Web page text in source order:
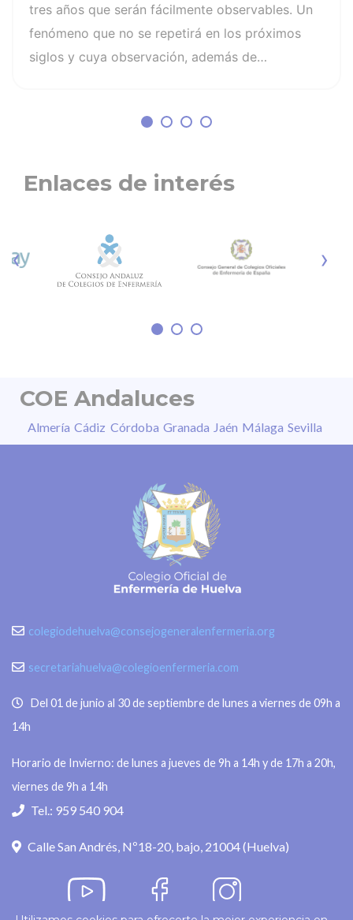
tres años que serán fácilmente observables. Un
fenómeno que no se repetirá en los próximos
siglos y cuya observación, además de
insuperable y una lesión irreversible. El mayor
retinopatía solar, una quemadura fotoquímica
fotoquímica de la retina, la pérdida parcial o
irreversible de la visión, distorsión de las
Enlaces de interés
‹ ›
COE Andaluces
Almería Cádiz Córdoba Granada Jaén Málaga Sevilla
colegiodehuelva@consejogeneralenfermeria.org
secretariahuelva@colegioenfermeria.com
Del 01 de junio al 30 de septiembre de lunes a viernes de 09h a
14h
Horario de Invierno: de lunes a jueves de 9h a 14h y de 17h a 20h,
viernes de 9h a 14h
Tel.: 959 540 904
Calle San Andrés, Nº18-20, bajo, 21004 (Huelva)